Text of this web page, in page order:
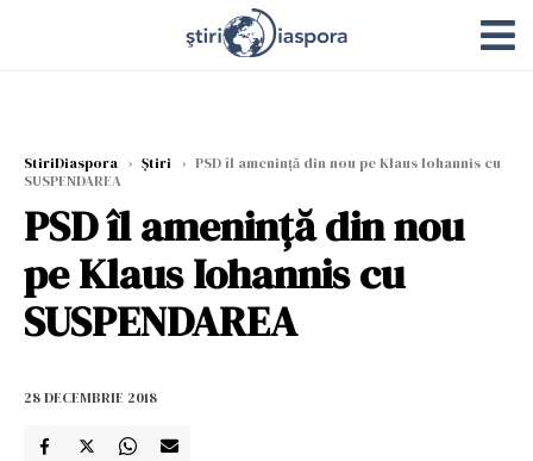
StiriDiaspora › Știri › PSD îl amenință din nou pe Klaus Iohannis cu
SUSPENDAREA
PSD îl amenință din nou
pe Klaus Iohannis cu
SUSPENDAREA
28 DECEMBRIE 2018